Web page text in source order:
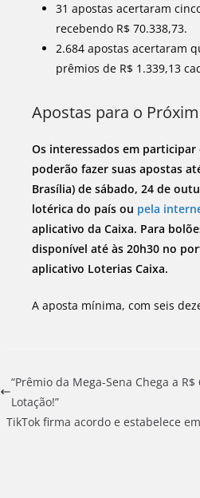
31 apostas acertaram
recebendo R$ 70.338,73.
2.684 apostas acertaram
prêmios de R$ 1.339,13
Apostas para o
Os interessados em
poderão fazer suas apostas
Brasília) de sábado, 24 de
lotérica do país ou pela
aplicativo da Caixa. Para
disponível até às 20h30 no
aplicativo Loterias Caixa.
A aposta mínima, com seis
“Prêmio da Mega-Sena Chega a
Lotação!”
TikTok firma acordo e estabelece